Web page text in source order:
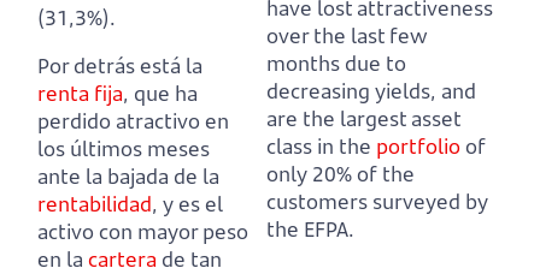
(31,3%).
Por detrás está la
renta fija, que ha
perdido atractivo en
los últimos meses
ante la bajada de la
rentabilidad, y es el
activo con mayor peso
en la cartera de tan
have lost attractiveness
over the last few
months due to
decreasing yields, and
are the largest asset
class in the portfolioof
only 20% of the
customers surveyed by
the EFPA.